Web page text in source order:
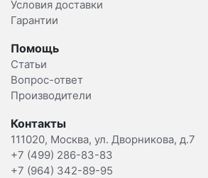
Условия доставки
Гарантии
Помощь
Статьи
Вопрос-ответ
Производители
Контакты
111020, Москва, ул. Дворникова, д.7
+7 (499) 286-83-83
+7 (964) 342-89-95